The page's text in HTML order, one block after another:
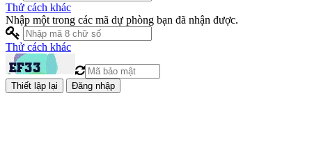
Thử cách khác
Nhập một trong các mã dự phòng bạn đã nhận được.
Thử cách khác
Đăng nhập